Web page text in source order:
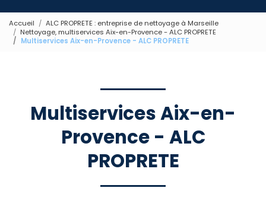
Accueil
ALC PROPRETE : entreprise de nettoyage à Marseille
Nettoyage, multiservices Aix-en-Provence - ALC PROPRETE
Multiservices Aix-en-Provence - ALC PROPRETE
Multiservices Aix-en-
Provence - ALC
PROPRETE